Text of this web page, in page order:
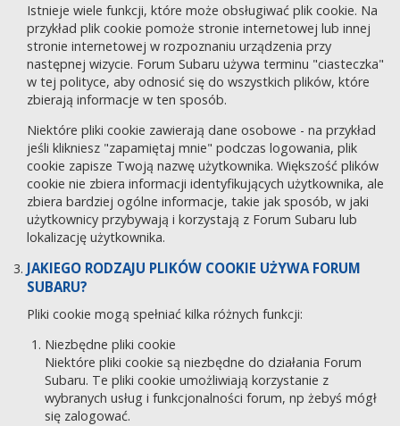
Istnieje wiele funkcji, które może obsługiwać plik cookie. Na
przykład plik cookie pomoże stronie internetowej lub innej
stronie internetowej w rozpoznaniu urządzenia przy
następnej wizycie. Forum Subaru używa terminu "ciasteczka"
w tej polityce, aby odnosić się do wszystkich plików, które
zbierają informacje w ten sposób.
Niektóre pliki cookie zawierają dane osobowe - na przykład
jeśli klikniesz "zapamiętaj mnie" podczas logowania, plik
cookie zapisze Twoją nazwę użytkownika. Większość plików
cookie nie zbiera informacji identyfikujących użytkownika, ale
zbiera bardziej ogólne informacje, takie jak sposób, w jaki
użytkownicy przybywają i korzystają z Forum Subaru lub
lokalizację użytkownika.
JAKIEGO RODZAJU PLIKÓW COOKIE UŻYWA FORUM
SUBARU?
Pliki cookie mogą spełniać kilka różnych funkcji:
Niezbędne pliki cookie
Niektóre pliki cookie są niezbędne do działania Forum
Subaru. Te pliki cookie umożliwiają korzystanie z
wybranych usług i funkcjonalności forum, np żebyś mógł
się zalogować.